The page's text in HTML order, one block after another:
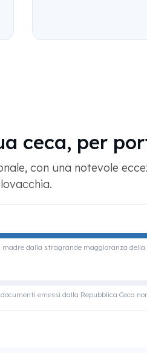
ceca, per
con una notevole
dalla stragrande maggioranza della
emessi dalla Repubblica Ceca